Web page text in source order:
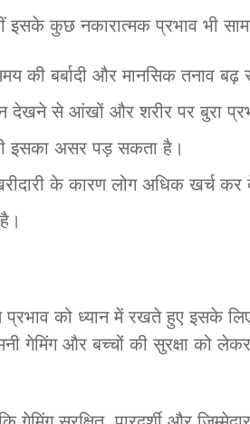
इसके कुछ नकारात्मक प्रभाव भी
की बर्बादी और मानसिक तनाव बढ़
से आंखों और शरीर पर बुरा
इसका असर पड़ सकता है।
के कारण लोग अधिक खर्च कर
को ध्यान में रखते हुए इसके
गेमिंग और बच्चों की सुरक्षा को